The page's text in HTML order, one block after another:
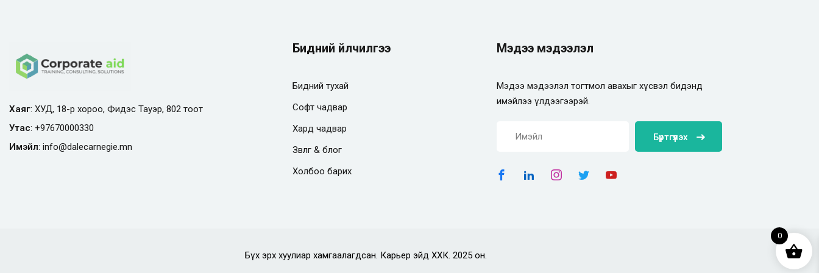
Хаяг: ХУД, 18-р хороо, Фидэс Тауэр, 802 тоот
Утас: +97670000330
Имэйл: info@dalecarnegie.mn
Бидний үйлчилгээ
Бидний тухай
Софт чадвар
Хард чадвар
Зөвлөгөө & блог
Холбоо барих
Мэдээ мэдээлэл
Мэдээ мэдээлэл тогтмол авахыг хүсвэл бидэнд
имэйлээ үлдээгээрэй.
Бүртгүүлэх
Бүх эрх хуулиар хамгаалагдсан. Карьер эйд ХХК. 2025 он.
0